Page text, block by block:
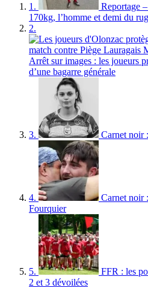
1.
Reportage
170kg, l’homme et demi du
2.
Arrêt sur images : les joueurs
d’une bagarre générale
3. Carnet noir
4.
Carnet noir
Fourquier
5.
FFR : les
2 et 3 dévoilées